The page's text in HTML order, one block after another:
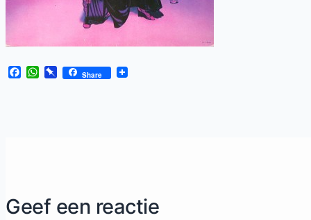
Facebook
WhatsApp
Pinboard
Share
Geef een reactie